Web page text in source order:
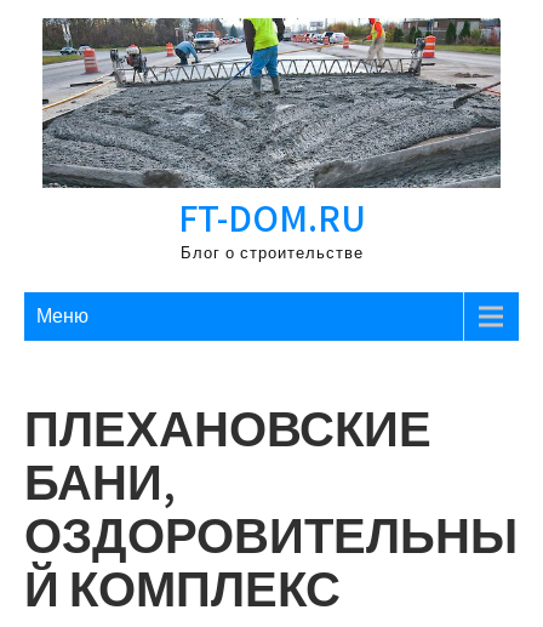
Перейти
содержимому
FT-DOM.RU
Блог о строительстве
Меню
ПЛЕХАНОВСКИЕ
БАНИ,
ОЗДОРОВИТЕЛЬНЫ
Й КОМПЛЕКС